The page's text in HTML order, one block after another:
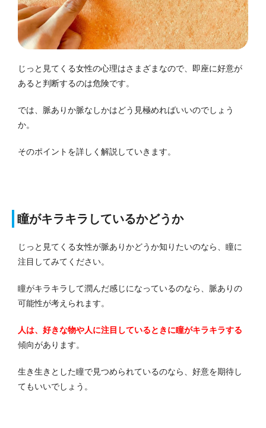
じっと見てくる女性の心理はさまざまなので、即座に好意が
あると判断するのは危険です。
では、脈ありか脈なしかはどう見極めればいいのでしょう
か。
そのポイントを詳しく解説していきます。
瞳がキラキラしているかどうか
じっと見てくる女性が脈ありかどうか知りたいのなら、瞳に
注目してみてください。
瞳がキラキラして潤んだ感じになっているのなら、脈ありの
可能性が考えられます。
人は、好きな物や人に注目しているときに瞳がキラキラする
傾向があります。
生き生きとした瞳で見つめられているのなら、好意を期待し
てもいいでしょう。